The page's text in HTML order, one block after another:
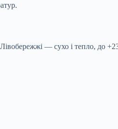
— сухо і тепло,